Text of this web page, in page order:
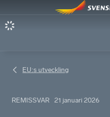
EU:s utveckling
REMISSVAR 21 januari 2026